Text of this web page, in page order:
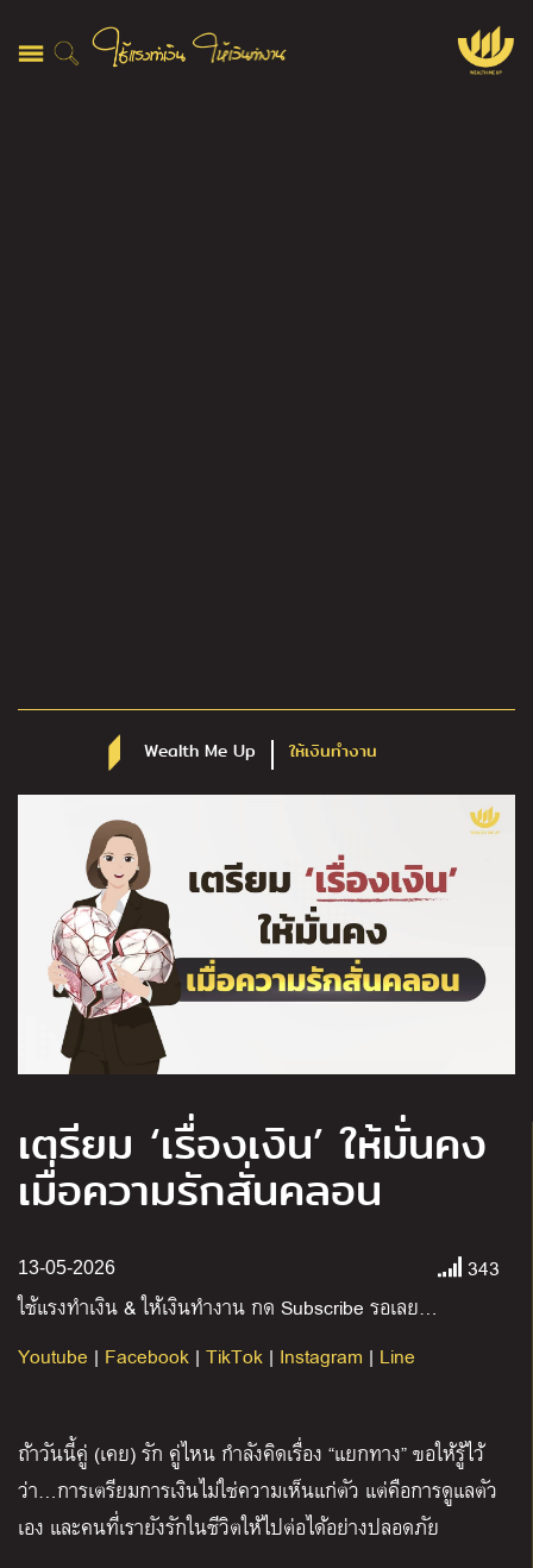
Wealth Me Up ให้เงินทำงาน
เตรียม ‘เรื่องเงิน’ ให้มั่นคง
เมื่อความรักสั่นคลอน
13-05-2026
343
ใช้แรงทำเงิน&ให้เงินทำงาน กด Subscribe รอเลย…
Youtube | Facebook | TikTok | Instagram | Line
ถ้าวันนี้คู่ (เคย) รัก คู่ไหน กำลังคิดเรื่อง “แยกทาง” ขอให้รู้ไว้
ว่า…การเตรียมการเงินไม่ใช่ความเห็นแก่ตัว แต่คือการดูแลตัว
เอง และคนที่เรายังรักในชีวิตให้ไปต่อได้อย่างปลอดภัย